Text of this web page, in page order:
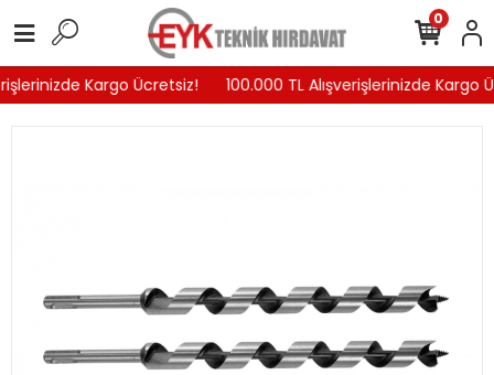
Kargo Ücretsiz! 100.000 TL Alışverişlerinizde Kargo
0